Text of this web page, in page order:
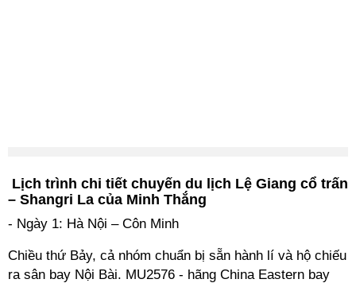
Lịch trình chi tiết chuyến du lịch Lệ Giang cổ trấn
– Shangri La của Minh Thắng
- Ngày 1: Hà Nội – Côn Minh
Chiều thứ Bảy, cả nhóm chuẩn bị sẵn hành lí và hộ chiếu
ra sân bay Nội Bài. MU2576 - hãng China Eastern bay